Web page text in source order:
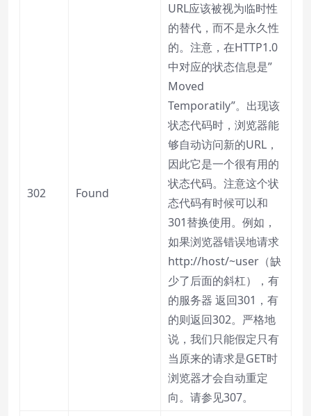
302 Found
URL应该被视为临时性
的替代，而不是永久性
的。注意，在HTTP1.0
中对应的状态信息是”
Moved
Temporatily”。出现该
状态代码时，浏览器能
够自动访问新的URL，
因此它是一个很有用的
状态代码。注意这个状
态代码有时候可以和
301替换使用。例如，
如果浏览器错误地请求
http://host/~user（缺
少了后面的斜杠），有
的服务器 返回301，有
的则返回302。严格地
说，我们只能假定只有
当原来的请求是GET时
浏览器才会自动重定
向。请参见307。